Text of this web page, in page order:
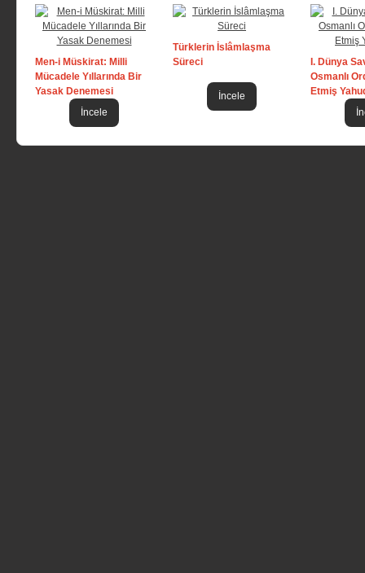
Men-i Müskirat: Milli
Mücadele Yıllarında Bir
Yasak Denemesi
İncele
Türklerin İslâmlaşma
Süreci
İncele
I. Dünya
Osmanlı
Etmiş